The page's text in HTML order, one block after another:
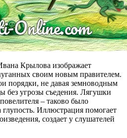
Крылова изображает
своим новым правителем.
порядки, не давая земноводным
без угрозы съедения. Лягушки
– таково было
глупость. Иллюстрация помогает
создает у слушателей